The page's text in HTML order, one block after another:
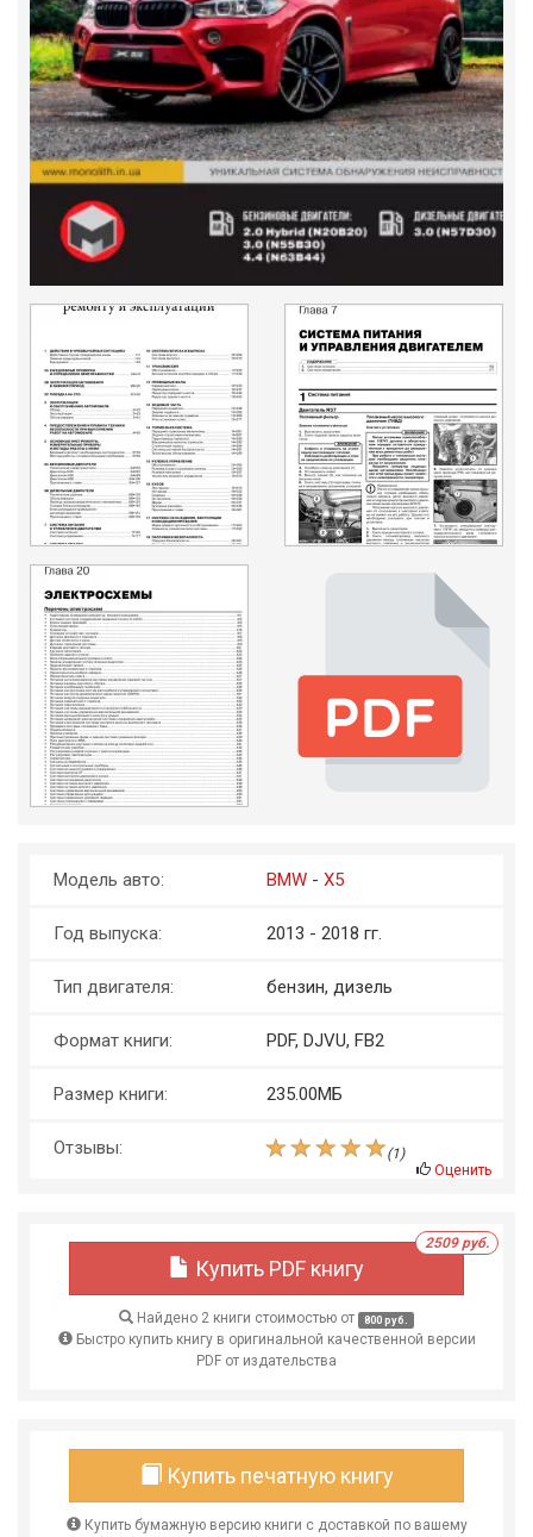
Модель авто: BMW - X5
Год выпуска: 2013 - 2018 гг.
Тип двигателя: бензин, дизель
Формат книги: PDF, DJVU, FB2
Размер книги: 235.00МБ
Отзывы: (1)
Оценить
Купить PDF книгу
2509 руб.
Найдено 2 книги стоимостью от 800 руб.
Быстро купить книгу в оригинальной качественной версии
PDF от издательства
Купить печатную книгу
Купить бумажную версию книги с доставкой по вашему